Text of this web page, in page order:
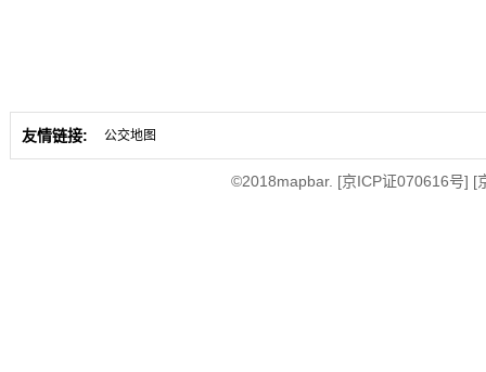
友情链接: 公交地图
©2018mapbar. [京ICP证070616号] [